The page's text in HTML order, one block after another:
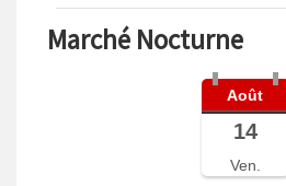
Marché Nocturne
Août
14
Ven.